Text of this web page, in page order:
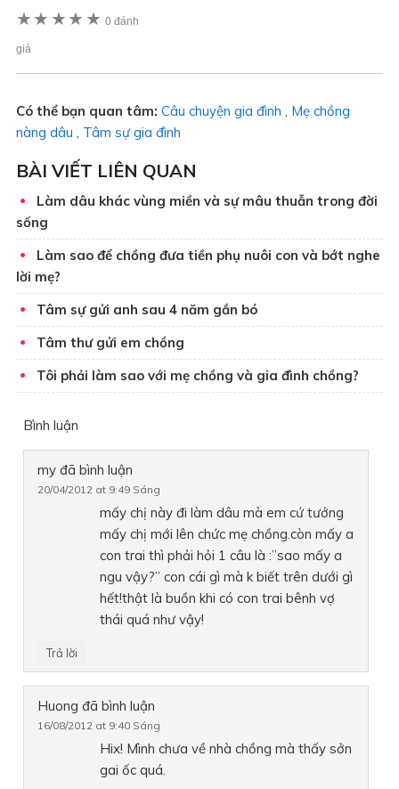
★ ★ ★ ★ ★ 0 đánh
giá
Có thể bạn quan tâm: Câu chuyện gia đình , Mẹ chồng
nàng dâu , Tâm sự gia đình
BÀI VIẾT LIÊN QUAN
Làm dâu khác vùng miền và sự mâu thuẫn trong đời
sống
Làm sao để chồng đưa tiền phụ nuôi con và bớt nghe
lời mẹ?
Tâm sự gửi anh sau 4 năm gắn bó
Tâm thư gửi em chồng
Tôi phải làm sao với mẹ chồng và gia đình chồng?
Bình luận
my đã bình luận
20/04/2012 at 9:49 Sáng
mấy chị này đi làm dâu mà em cứ tưởng
mấy chị mới lên chức mẹ chồng.còn mấy a
con trai thì phải hỏi 1 câu là :”sao mấy a
ngu vậy?” con cái gì mà k biết trên dưới gì
hết!thật là buồn khi có con trai bênh vợ
thái quá như vậy!
Trả lời
Huong đã bình luận
16/08/2012 at 9:40 Sáng
Hix! Mình chưa về nhà chồng mà thấy sởn
gai ốc quá.